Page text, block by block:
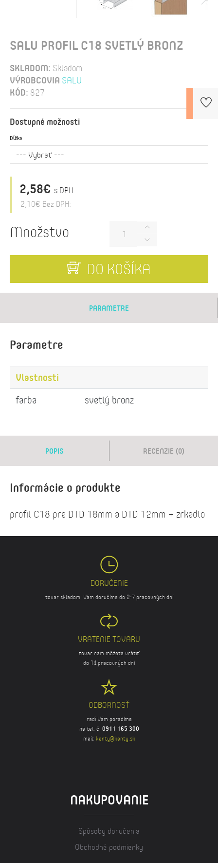
SALU PROFIL C18 SVETLÝ BRONZ
SKLADOM: Skladom
VÝROBCOVIA SALU
KÓD: 827
Dostupné možnosti
Dĺžka
2,58€ s DPH
2,10€ Bez DPH:
Množstvo
DO KOŠÍKA
PARAMETRE
Parametre
Vlastnosti
farba
svetlý bronz
POPIS RECENZIE (0)
Informácie o produkte
profil C18 pre DTD 18mm a DTD 12mm + zrkadlo
DORUČENIE
tovar skladom, Vám doručíme do 2-7 pracovných dní
VRATENIE TOVARU
tovar nám môžete vrátiť
do 14 pracovných dní
ODBORNOSŤ
radi Vám poradíme
na tel. č. 0911 165 300
mail: kanty@kanty.sk
NAKUPOVANIE
Spôsoby doručenia
Obchodné podmienky